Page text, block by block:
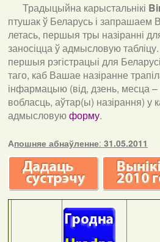
Традыцыйна карыстальнікі
птушак ў Беларусь і запрашаем
летась, першыя тры назіранні
заносіцца ў адмысловую
першыя рэгістрацыі для
таго, каб Вашае назіранне
інфармацыю (від, дзень, месца
вобласць, аўтар(ы) назірання) у
адмысловуюформу.
Апошняе абнаўленне: 31.05.2011